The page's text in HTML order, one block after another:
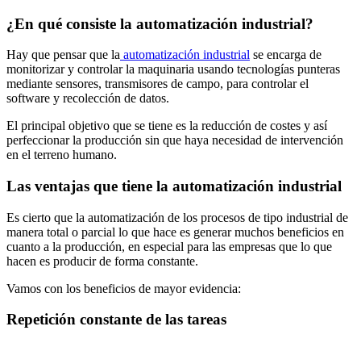
¿En qué consiste la automatización industrial?
Hay que pensar que la automatización industrial se encarga de
monitorizar y controlar la maquinaria usando tecnologías punteras
mediante sensores, transmisores de campo, para controlar el
software y recolección de datos.
El principal objetivo que se tiene es la reducción de costes y así
perfeccionar la producción sin que haya necesidad de intervención
en el terreno humano.
Las ventajas que tiene la automatización industrial
Es cierto que la automatización de los procesos de tipo industrial de
manera total o parcial lo que hace es generar muchos beneficios en
cuanto a la producción, en especial para las empresas que lo que
hacen es producir de forma constante.
Vamos con los beneficios de mayor evidencia:
Repetición constante de las tareas